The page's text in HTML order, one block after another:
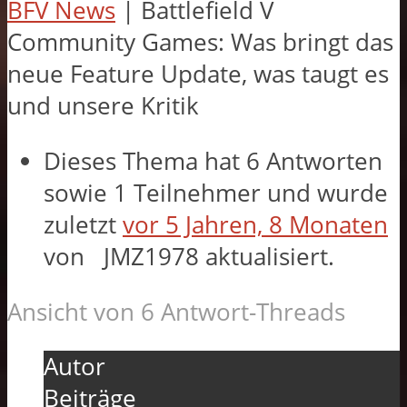
BFV News | Battlefield V
Community Games: Was bringt das
neue Feature Update, was taugt es
und unsere Kritik
Dieses Thema hat 6 Antworten
sowie 1 Teilnehmer und wurde
zuletzt vor 5 Jahren, 8 Monaten
von
JMZ1978 aktualisiert.
Ansicht von 6 Antwort-Threads
Autor
Beiträge